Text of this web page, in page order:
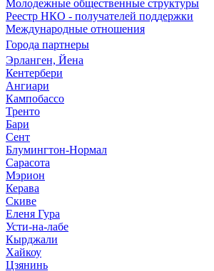
Молодежные общественные структуры
Реестр НКО - получателей поддержки
Международные отношения
Города партнеры
Эрланген, Йена
Кентербери
Ангиари
Кампобассо
Тренто
Бари
Сент
Блумингтон-Нормал
Сарасота
Мэрион
Керава
Скиве
Еленя Гура
Усти-на-лабе
Кырджали
Хайкоу
Цзянинь